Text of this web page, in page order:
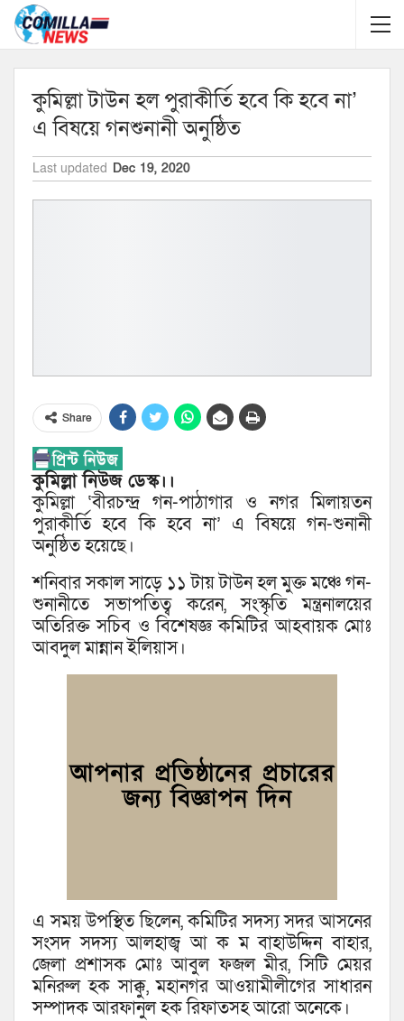
কুমিল্লা টাউন হল পুরাকীর্তি হবে কি হবে না’
এ বিষয়ে গনশুনানী অনুষ্ঠিত
Last updated Dec 19, 2020
Share
কুমিল্লা ‍নিউজ ডেস্ক।।
কুমিল্লা ‘বীরচন্দ্র গন-পাঠাগার ও নগর মিলায়তন
পুরাকীর্তি হবে কি হবে না’ এ বিষয়ে গন-শুনানী
অনুষ্ঠিত হয়েছে।
শনিবার সকাল সাড়ে ১১ টায় টাউন হল মুক্ত মঞ্চে গন-
শুনানীতে সভাপতিত্ব করেন, সংস্কৃতি মন্ত্রনালয়ের
অতিরিক্ত সচিব ও বিশেষজ্ঞ কমিটির আহবায়ক মোঃ
আবদুল মান্নান ইলিয়াস।
এ সময় উপস্থিত ছিলেন, কমিটির সদস্য সদর আসনের
সংসদ সদস্য আলহাজ্ব আ ক ম বাহাউদ্দিন বাহার,
জেলা প্রশাসক মোঃ আবুল ফজল মীর, সিটি মেয়র
মনিরুল হক সাক্কু, মহানগর আওয়ামীলীগের সাধারন
সম্পাদক আরফানুল হক রিফাতসহ আরো অনেকে।